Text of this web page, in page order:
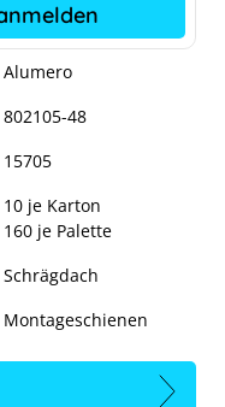
Alumero
802105-48
15705
10 je Karton
160 je Palette
Schrägdach
Montageschienen